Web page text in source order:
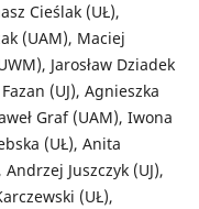
Cieślak (UŁ),
(UAM), Maciej
Jarosław Dziadek
(UJ), Agnieszka
Graf (UAM), Iwona
(UŁ), Anita
Juszczyk (UJ),
(UŁ),